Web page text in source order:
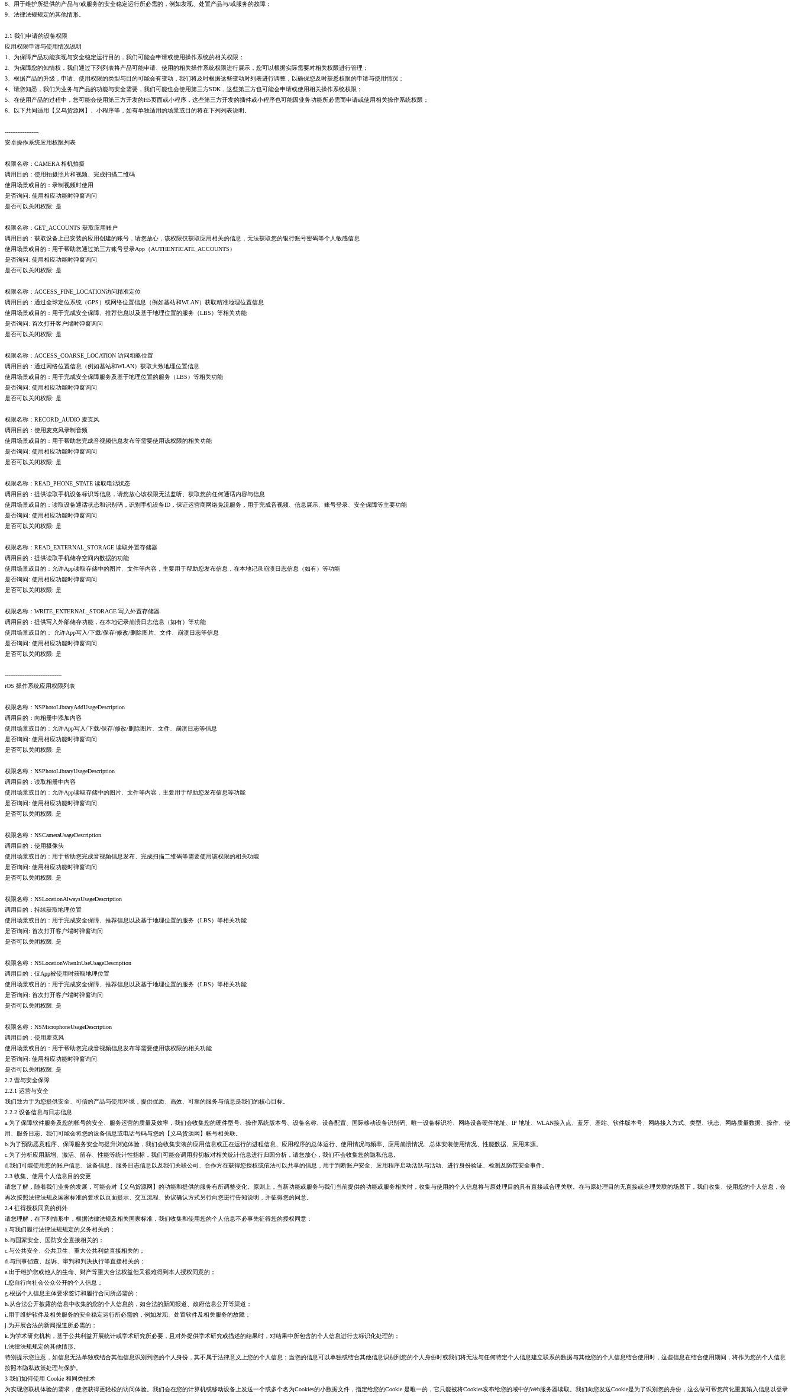
8、用于维护所提供的产品与/或服务的安全稳定运行所必需的，例如发现、处置产品与/或服务的故障；
9、法律法规规定的其他情形。
2.1 我们申请的设备权限
应用权限申请与使用情况说明
1、为保障产品功能实现与安全稳定运行目的，我们可能会申请或使用操作系统的相关权限；
2、为保障您的知情权，我们通过下列列表将产品可能申请、使用的相关操作系统权限进行展示，您可以根据实际需要对相关权限进行管理；
3、根据产品的升级，申请、使用权限的类型与目的可能会有变动，我们将及时根据这些变动对列表进行调整，以确保您及时获悉权限的申请与使用情况；
4、请您知悉，我们为业务与产品的功能与安全需要，我们可能也会使用第三方SDK，这些第三方也可能会申请或使用相关操作系统权限；
5、在使用产品的过程中，您可能会使用第三方开发的H5页面或小程序，这些第三方开发的插件或小程序也可能因业务功能所必需而申请或使用相关操作系统权限；
6、以下共同适用【义乌货源网】、小程序等，如有单独适用的场景或目的将在下列列表说明。
-------------------
安卓操作系统应用权限列表
权限名称：CAMERA 相机拍摄
调用目的：使用拍摄照片和视频、完成扫描二维码
使用场景或目的：录制视频时使用
是否询问: 使用相应功能时弹窗询问
是否可以关闭权限: 是
权限名称：GET_ACCOUNTS 获取应用账户
调用目的：获取设备上已安装的应用创建的账号，请您放心，该权限仅获取应用相关的信息，无法获取您的银行账号密码等个人敏感信息
使用场景或目的：用于帮助您通过第三方账号登录App（AUTHENTICATE_ACCOUNTS）
是否询问: 使用相应功能时弹窗询问
是否可以关闭权限: 是
权限名称：ACCESS_FINE_LOCATION访问精准定位
调用目的：通过全球定位系统（GPS）或网络位置信息（例如基站和WLAN）获取精准地理位置信息
使用场景或目的：用于完成安全保障、推荐信息以及基于地理位置的服务（LBS）等相关功能
是否询问: 首次打开客户端时弹窗询问
是否可以关闭权限: 是
权限名称：ACCESS_COARSE_LOCATION 访问粗略位置
调用目的：通过网络位置信息（例如基站和WLAN）获取大致地理位置信息
使用场景或目的：用于完成安全保障服务及基于地理位置的服务（LBS）等相关功能
是否询问: 使用相应功能时弹窗询问
是否可以关闭权限: 是
权限名称：RECORD_AUDIO 麦克风
调用目的：使用麦克风录制音频
使用场景或目的：用于帮助您完成音视频信息发布等需要使用该权限的相关功能
是否询问: 使用相应功能时弹窗询问
是否可以关闭权限: 是
权限名称：READ_PHONE_STATE 读取电话状态
调用目的：提供读取手机设备标识等信息，请您放心该权限无法监听、获取您的任何通话内容与信息
使用场景或目的：读取设备通话状态和识别码，识别手机设备ID，保证运营商网络免流服务，用于完成音视频、信息展示、账号登录、安全保障等主要功能
是否询问: 使用相应功能时弹窗询问
是否可以关闭权限: 是
权限名称：READ_EXTERNAL_STORAGE 读取外置存储器
调用目的：提供读取手机储存空间内数据的功能
使用场景或目的：允许App读取存储中的图片、文件等内容，主要用于帮助您发布信息，在本地记录崩溃日志信息（如有）等功能
是否询问: 使用相应功能时弹窗询问
是否可以关闭权限: 是
权限名称：WRITE_EXTERNAL_STORAGE 写入外置存储器
调用目的：提供写入外部储存功能，在本地记录崩溃日志信息（如有）等功能
使用场景或目的： 允许App写入/下载/保存/修改/删除图片、文件、崩溃日志等信息
是否询问: 使用相应功能时弹窗询问
是否可以关闭权限: 是
--------------------------------
iOS 操作系统应用权限列表
权限名称：NSPhotoLibraryAddUsageDescription
调用目的：向相册中添加内容
使用场景或目的：允许App写入/下载/保存/修改/删除图片、文件、崩溃日志等信息
是否询问: 使用相应功能时弹窗询问
是否可以关闭权限: 是
权限名称：NSPhotoLibraryUsageDescription
调用目的：读取相册中内容
使用场景或目的：允许App读取存储中的图片、文件等内容，主要用于帮助您发布信息等功能
是否询问: 使用相应功能时弹窗询问
是否可以关闭权限: 是
权限名称：NSCameraUsageDescription
调用目的：使用摄像头
使用场景或目的：用于帮助您完成音视频信息发布、完成扫描二维码等需要使用该权限的相关功能
是否询问: 使用相应功能时弹窗询问
是否可以关闭权限: 是
权限名称：NSLocationAlwaysUsageDescription
调用目的：持续获取地理位置
使用场景或目的：用于完成安全保障、推荐信息以及基于地理位置的服务（LBS）等相关功能
是否询问: 首次打开客户端时弹窗询问
是否可以关闭权限: 是
权限名称：NSLocationWhenInUseUsageDescription
调用目的：仅App被使用时获取地理位置
使用场景或目的：用于完成安全保障、推荐信息以及基于地理位置的服务（LBS）等相关功能
是否询问: 首次打开客户端时弹窗询问
是否可以关闭权限: 是
权限名称：NSMicrophoneUsageDescription
调用目的：使用麦克风
使用场景或目的：用于帮助您完成音视频信息发布等需要使用该权限的相关功能
是否询问: 使用相应功能时弹窗询问
是否可以关闭权限: 是
2.2 营与安全保障
2.2.1 运营与安全
我们致力于为您提供安全、可信的产品与使用环境，提供优质、高效、可靠的服务与信息是我们的核心目标。
2.2.2 设备信息与日志信息
a.为了保障软件服务及您的帐号的安全、服务运营的质量及效率，我们会收集您的硬件型号、操作系统版本号、设备名称、设备配置、国际移动设备识别码、唯一设备标识符、网络设备硬件地址、IP 地址、WLAN接入点、蓝牙、基站、软件版本号、网络接入方式、类型、状态、网络质量数据、操作、使
用、服务日志。我们可能会将您的设备信息或电话号码与您的【义乌货源网】帐号相关联。
b.为了预防恶意程序、保障服务安全与提升浏览体验，我们会收集安装的应用信息或正在运行的进程信息、应用程序的总体运行、使用情况与频率、应用崩溃情况、总体安装使用情况、性能数据、应用来源。
c.为了分析应用新增、激活、留存、性能等统计性指标，我们可能会调用剪切板对相关统计信息进行归因分析，请您放心，我们不会收集您的隐私信息。
d.我们可能使用您的账户信息、设备信息、服务日志信息以及我们关联公司、合作方在获得您授权或依法可以共享的信息，用于判断账户安全、应用程序启动活跃与活动、进行身份验证、检测及防范安全事件。
2.3 收集、使用个人信息目的变更
请您了解，随着我们业务的发展，可能会对【义乌货源网】的功能和提供的服务有所调整变化。原则上，当新功能或服务与我们当前提供的功能或服务相关时，收集与使用的个人信息将与原处理目的具有直接或合理关联。在与原处理目的无直接或合理关联的场景下，我们收集、使用您的个人信息，会
再次按照法律法规及国家标准的要求以页面提示、交互流程、协议确认方式另行向您进行告知说明，并征得您的同意。
2.4 征得授权同意的例外
请您理解，在下列情形中，根据法律法规及相关国家标准，我们收集和使用您的个人信息不必事先征得您的授权同意：
a.与我们履行法律法规规定的义务相关的；
b.与国家安全、国防安全直接相关的；
c.与公共安全、公共卫生、重大公共利益直接相关的；
d.与刑事侦查、起诉、审判和判决执行等直接相关的；
e.出于维护您或他人的生命、财产等重大合法权益但又很难得到本人授权同意的；
f.您自行向社会公众公开的个人信息；
g.根据个人信息主体要求签订和履行合同所必需的；
h.从合法公开披露的信息中收集的您的个人信息的，如合法的新闻报道、政府信息公开等渠道；
i.用于维护软件及相关服务的安全稳定运行所必需的，例如发现、处置软件及相关服务的故障；
j.为开展合法的新闻报道所必需的；
k.为学术研究机构，基于公共利益开展统计或学术研究所必要，且对外提供学术研究或描述的结果时，对结果中所包含的个人信息进行去标识化处理的；
l.法律法规规定的其他情形。
特别提示您注意，如信息无法单独或结合其他信息识别到您的个人身份，其不属于法律意义上您的个人信息；当您的信息可以单独或结合其他信息识别到您的个人身份时或我们将无法与任何特定个人信息建立联系的数据与其他您的个人信息结合使用时，这些信息在结合使用期间，将作为您的个人信息
按照本隐私政策处理与保护。
3 我们如何使用 Cookie 和同类技术
为实现您联机体验的需求，使您获得更轻松的访问体验。我们会在您的计算机或移动设备上发送一个或多个名为Cookies的小数据文件，指定给您的Cookie 是唯一的，它只能被将Cookies发布给您的域中的Web服务器读取。我们向您发送Cookie是为了识别您的身份，这么做可帮您简化重复输入信息以登录